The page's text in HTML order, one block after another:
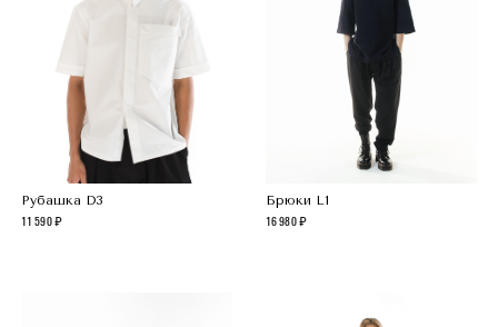
Рубашка D3
11 590
Брюки L1
16 980